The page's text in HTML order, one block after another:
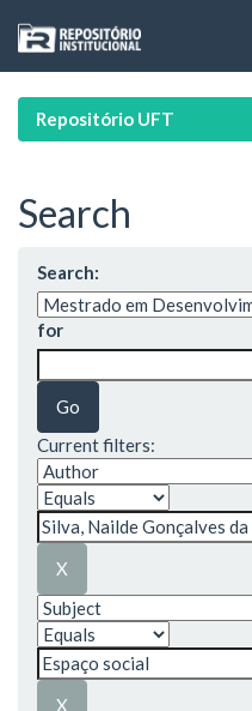
navigation
Repositório UFT
Search
Search:
for
Current filters: